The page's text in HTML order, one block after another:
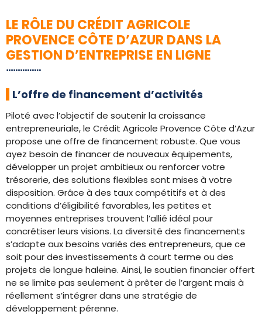
LE RÔLE DU CRÉDIT AGRICOLE
PROVENCE CÔTE D’AZUR DANS LA
GESTION D’ENTREPRISE EN LIGNE
L’offre de financement d’activités
Piloté avec l’objectif de soutenir la croissance
entrepreneuriale, le Crédit Agricole Provence Côte d’Azur
propose une offre de financement robuste. Que vous
ayez besoin de financer de nouveaux équipements,
développer un projet ambitieux ou renforcer votre
trésorerie, des solutions flexibles sont mises à votre
disposition. Grâce à des taux compétitifs et à des
conditions d’éligibilité favorables, les petites et
moyennes entreprises trouvent l’allié idéal pour
concrétiser leurs visions. La diversité des financements
s’adapte aux besoins variés des entrepreneurs, que ce
soit pour des investissements à court terme ou des
projets de longue haleine. Ainsi, le soutien financier offert
ne se limite pas seulement à prêter de l’argent mais à
réellement s’intégrer dans une stratégie de
développement pérenne.